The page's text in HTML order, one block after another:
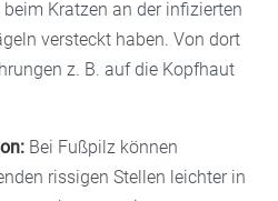
beim Kratzen an der infizierten
versteckt haben. Von dort
z. B. auf die Kopfhaut
Bei Fußpilz können
rissigen Stellen leichter in